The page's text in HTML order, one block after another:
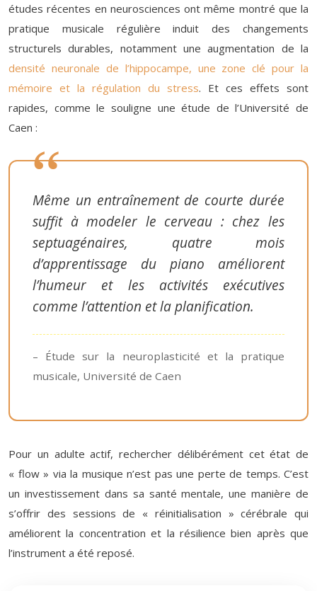
études récentes en neurosciences ont même montré que la
pratique musicale régulière induit des changements
structurels durables, notamment une augmentation de la
densité neuronale de l’hippocampe, une zone clé pour la
mémoire et la régulation du stress. Et ces effets sont
rapides, comme le souligne une étude de l’Université de
Caen :
Même un entraînement de courte durée
suffit à modeler le cerveau : chez les
septuagénaires, quatre mois
d’apprentissage du piano améliorent
l’humeur et les activités exécutives
comme l’attention et la planification.
– Étude sur la neuroplasticité et la pratique
musicale, Université de Caen
Pour un adulte actif, rechercher délibérément cet état de
« flow » via la musique n’est pas une perte de temps. C’est
un investissement dans sa santé mentale, une manière de
s’offrir des sessions de « réinitialisation » cérébrale qui
améliorent la concentration et la résilience bien après que
l’instrument a été reposé.